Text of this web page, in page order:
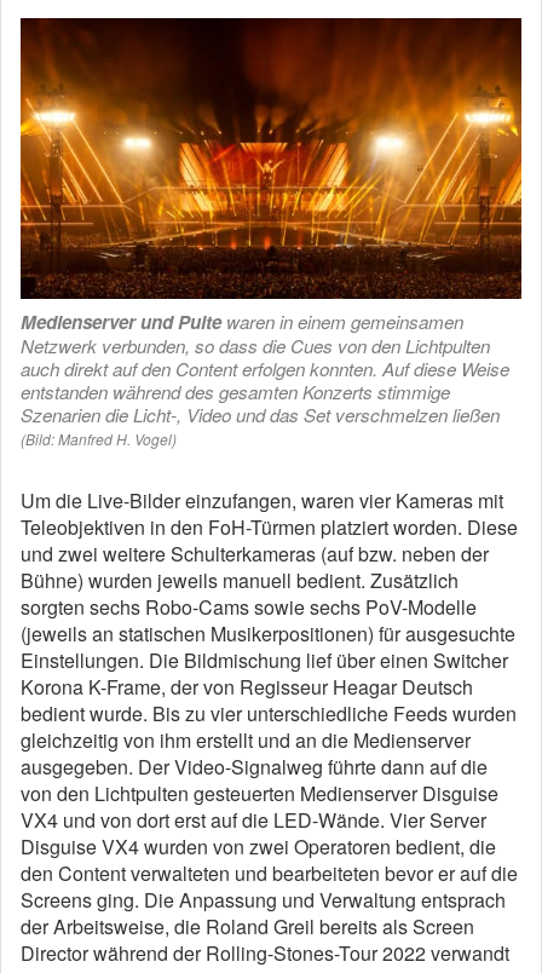
Medienserver und Pultewaren in einem gemeinsamen
Netzwerk verbunden, so dass die Cues von den Lichtpulten
auch direkt auf den Content erfolgen konnten. Auf diese Weise
entstanden während des gesamten Konzerts stimmige
Szenarien die Licht-, Video und das Set verschmelzen ließen
(Bild: Manfred H. Vogel)
Um die Live-Bilder einzufangen, waren vier Kameras mit
Teleobjektiven in den FoH-Türmen platziert worden. Diese
und zwei weitere Schulterkameras (auf bzw. neben der
Bühne) wurden jeweils manuell bedient. Zusätzlich
sorgten sechs Robo-Cams sowie sechs PoV-Modelle
(jeweils an statischen Musikerpositionen) für ausgesuchte
Einstellungen. Die Bildmischung lief über einen Switcher
Korona K-Frame, der von Regisseur Heagar Deutsch
bedient wurde. Bis zu vier unterschiedliche Feeds wurden
gleichzeitig von ihm erstellt und an die Medienserver
ausgegeben. Der Video-Signalweg führte dann auf die
von den Lichtpulten gesteuerten Medienserver Disguise
VX4 und von dort erst auf die LED-Wände. Vier Server
Disguise VX4 wurden von zwei Operatoren bedient, die
den Content verwalteten und bearbeiteten bevor er auf die
Screens ging. Die Anpassung und Verwaltung entsprach
der Arbeitsweise, die Roland Greil bereits als Screen
Director während der Rolling-Stones-Tour 2022 verwandt